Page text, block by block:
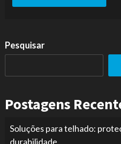
Pesquisar
Postagens
Soluções para telhado:
durabilidade